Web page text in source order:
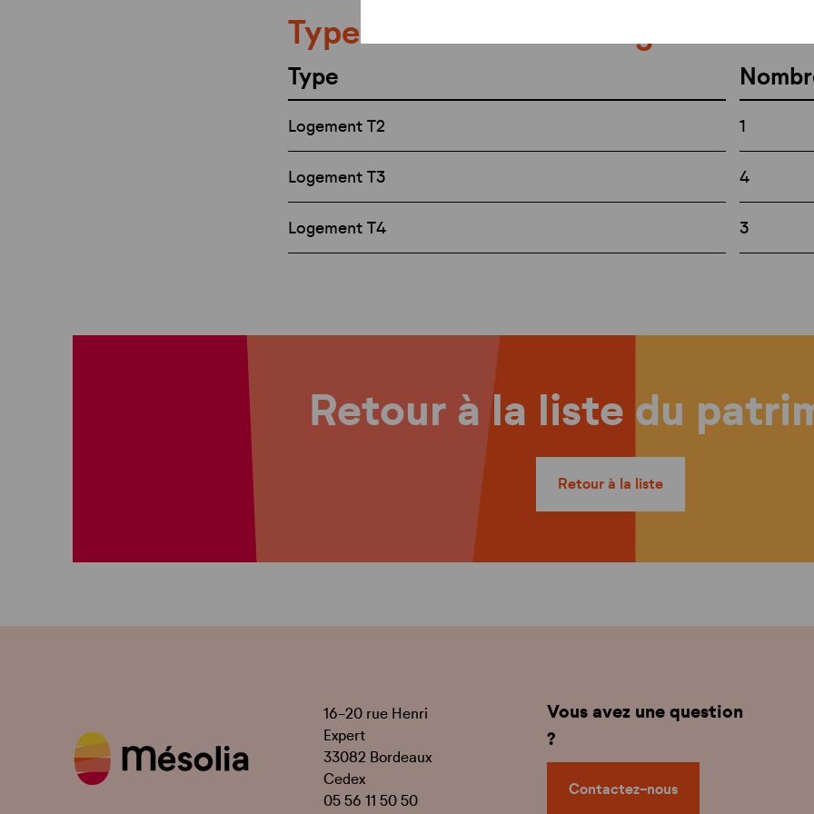
Types et nombres de logements
Type
Logement T2 1
Logement T3 4
Logement T4 3
Retour à la liste du
Retour à la liste
16-20 rue Henri
Expert
33082 Bordeaux
Cedex
05 56 11 50 50
Vous avez une question
?
Contactez-nous